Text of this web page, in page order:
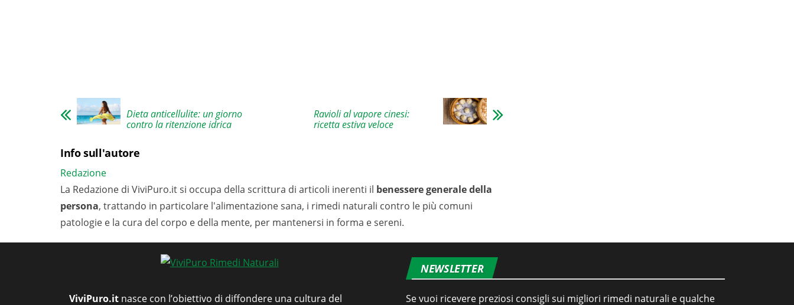
Dieta anticellulite: un giorno
contro la ritenzione idrica
Ravioli al vapore cinesi:
ricetta estiva veloce
Info sull'autore
Redazione
La Redazione di ViviPuro.it si occupa della scrittura di articoli inerenti il benessere generale della
persona, trattando in particolare l'alimentazione sana, i rimedi naturali contro le più comuni
patologie e la cura del corpo e della mente, per mantenersi in forma e sereni.
ViviPuro.it nasce con l’obiettivo di diffondere una cultura del
NEWSLETTER
Se vuoi ricevere preziosi consigli sui migliori rimedi naturali e qualche